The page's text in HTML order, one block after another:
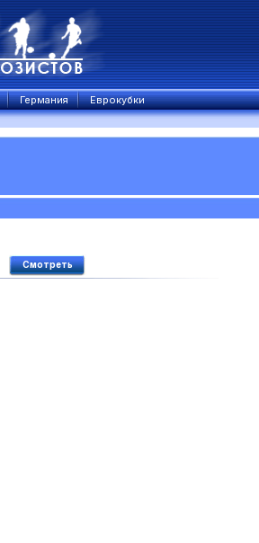
Германия Еврокубки
Смотреть